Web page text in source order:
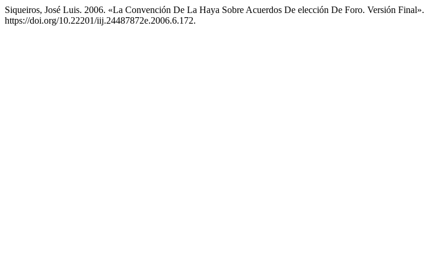
Siqueiros, José Luis. 2006. «La Convención De La Haya Sobre Acuerdos De elección De Foro. Versión Final».
https://doi.org/10.22201/iij.24487872e.2006.6.172.